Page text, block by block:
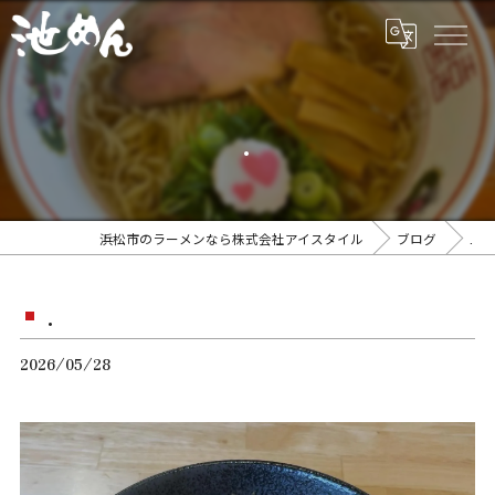
.
浜松市のラーメンなら株式会社アイスタイル ブログ
.
2026/05/28